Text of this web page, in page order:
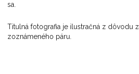
sa.
Titulná fotografia je ilustračná z dôvodu
zoznámeného páru.